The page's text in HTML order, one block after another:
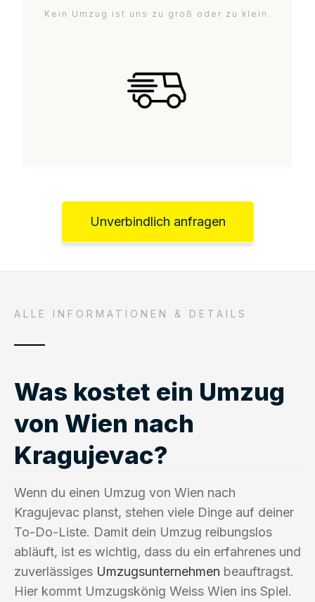
Kein Umzug ist uns zu groß oder zu klein.
Unverbindlich anfragen
ALLE INFORMATIONEN & DETAILS
Was kostet ein Umzug
von Wien nach
Kragujevac?
Wenn du einen Umzug von Wien nach
Kragujevac planst, stehen viele Dinge auf deiner
To-Do-Liste. Damit dein Umzug reibungslos
abläuft, ist es wichtig, dass du ein erfahrenes und
zuverlässiges Umzugsunternehmen beauftragst.
Hier kommt Umzugskönig Weiss Wien ins Spiel.